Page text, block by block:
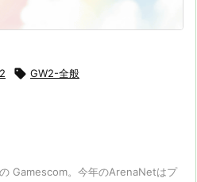
 GW2-全般
Gamescom。今年のArenaNetはプ